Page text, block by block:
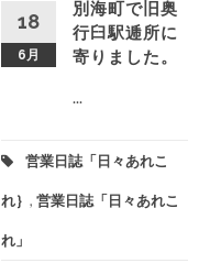
18
6月
別海町で旧奥
行臼駅逓所に
寄りました。
...
営業日誌「日々あれこ
れ｝,営業日誌「日々あれこ
れ」